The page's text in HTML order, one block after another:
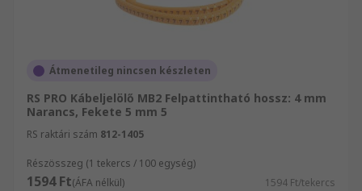
Átmenetileg nincsen készleten
RS PRO Kábeljelölő MB2 Felpattintható hossz: 4 mm
Narancs, Fekete 5 mm 5
RS raktári szám 812-1405
Részösszeg (1 tekercs / 100 egység)
1594 Ft(ÁFA nélkül) 1594 Ft/tekercs